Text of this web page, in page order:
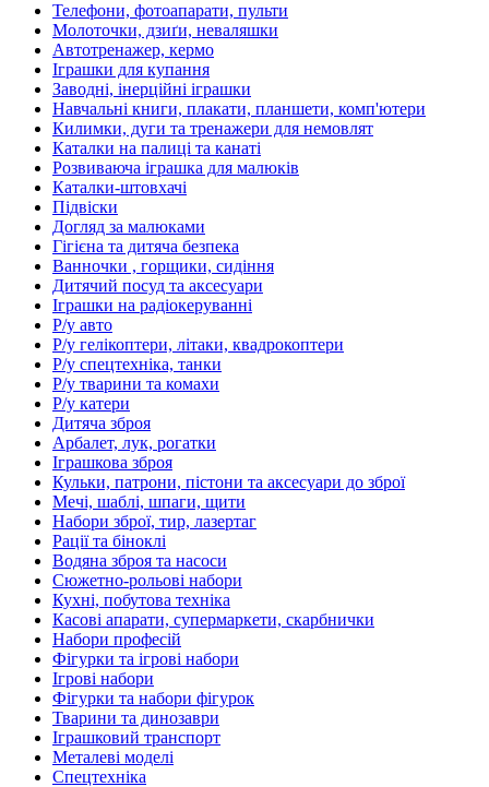
Телефони, фотоапарати, пульти
Молоточки, дзиґи, неваляшки
Автотренажер, кермо
Іграшки для купання
Заводні, інерційні іграшки
Навчальні книги, плакати, планшети, комп'ютери
Килимки, дуги та тренажери для немовлят
Каталки на палиці та канаті
Розвиваюча іграшка для малюків
Каталки-штовхачі
Підвіски
Догляд за малюками
Гігієна та дитяча безпека
Ванночки , горщики, сидіння
Дитячий посуд та аксесуари
Іграшки на радіокеруванні
Р/у авто
Р/у гелікоптери, літаки, квадрокоптери
Р/у спецтехніка, танки
Р/у тварини та комахи
Р/у катери
Дитяча зброя
Арбалет, лук, рогатки
Іграшкова зброя
Кульки, патрони, пістони та аксесуари до зброї
Мечі, шаблі, шпаги, щити
Набори зброї, тир, лазертаг
Рації та біноклі
Водяна зброя та насоси
Сюжетно-рольові набори
Кухні, побутова техніка
Касові апарати, супермаркети, скарбнички
Набори професій
Фігурки та ігрові набори
Ігрові набори
Фігурки та набори фігурок
Тварини та динозаври
Іграшковий транспорт
Металеві моделі
Спецтехніка